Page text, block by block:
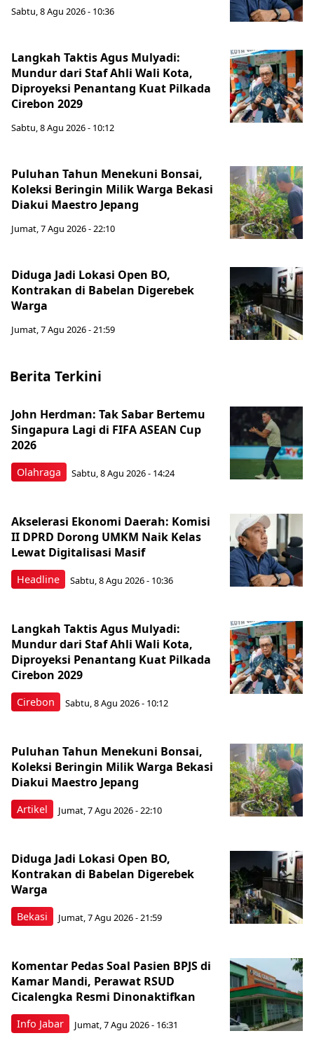
Sabtu, 8 Agu 2026 - 10:36
Langkah Taktis Agus Mulyadi:
Mundur dari Staf Ahli Wali Kota,
Diproyeksi Penantang Kuat Pilkada
Cirebon 2029
Sabtu, 8 Agu 2026 - 10:12
Puluhan Tahun Menekuni Bonsai,
Koleksi Beringin Milik Warga Bekasi
Diakui Maestro Jepang
Jumat, 7 Agu 2026 - 22:10
Diduga Jadi Lokasi Open BO,
Kontrakan di Babelan Digerebek
Warga
Jumat, 7 Agu 2026 - 21:59
Berita Terkini
Olahraga
John Herdman: Tak Sabar Bertemu
Singapura Lagi di FIFA ASEAN Cup
2026
Sabtu, 8 Agu 2026 - 14:24
Headline
Akselerasi Ekonomi Daerah: Komisi
II DPRD Dorong UMKM Naik Kelas
Lewat Digitalisasi Masif
Sabtu, 8 Agu 2026 - 10:36
Cirebon
Langkah Taktis Agus Mulyadi:
Mundur dari Staf Ahli Wali Kota,
Diproyeksi Penantang Kuat Pilkada
Cirebon 2029
Sabtu, 8 Agu 2026 - 10:12
Artikel
Puluhan Tahun Menekuni Bonsai,
Koleksi Beringin Milik Warga Bekasi
Diakui Maestro Jepang
Jumat, 7 Agu 2026 - 22:10
Bekasi
Diduga Jadi Lokasi Open BO,
Kontrakan di Babelan Digerebek
Warga
Jumat, 7 Agu 2026 - 21:59
Info Jabar
Komentar Pedas Soal Pasien BPJS di
Kamar Mandi, Perawat RSUD
Cicalengka Resmi Dinonaktifkan
Jumat, 7 Agu 2026 - 16:31